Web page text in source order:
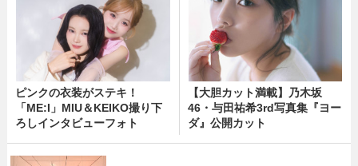
ピンクの衣装がステキ！
「ME:I」MIU＆KEIKO撮り下
ろしインタビューフォト
【大胆カット満載】乃木坂
46・与田祐希3rd写真集『ヨー
ダ』公開カット